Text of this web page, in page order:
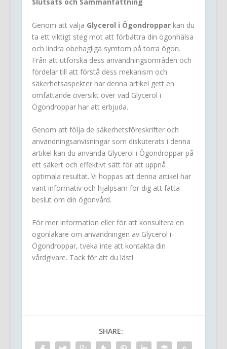
Genom att välja Glycerol i Ögondropparkan du
ta ett viktigt steg mot att förbättra din ögonhälsa
och lindra obehagliga symtom på torra ögon.
Från att utforska dess användningsområden och
fördelar till att förstå dess mekanism och
säkerhetsaspekter har denna artikel gett en
omfattande översikt över vad Glycerol i
Ögondroppar har att erbjuda.
Genom att följa de säkerhetsföreskrifter och
användningsanvisningar som diskuterats i denna
artikel kan du använda Glycerol i Ögondroppar på
ett säkert och effektivt sätt för att uppnå
optimala resultat. Vi hoppas att denna artikel har
varit informativ och hjälpsam för dig att fatta
beslut om din ögonvård.
För mer information eller för att konsultera en
ögonläkare om användningen av Glycerol i
Ögondroppar, tveka inte att kontakta din
vårdgivare. Tack för att du läst!
SHARE: